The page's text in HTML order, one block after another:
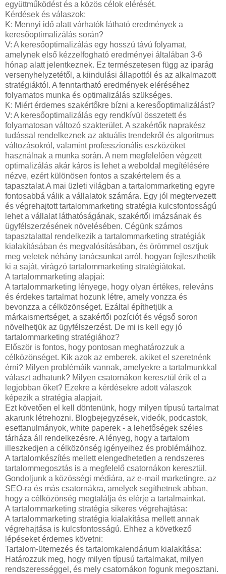
együttműködést és a közös célok elérését.
Kérdések és válaszok:
K: Mennyi idő alatt várhatók látható eredmények a
keresőoptimalizálás során?
V: A keresőoptimalizálás egy hosszú távú folyamat,
amelynek első kézzelfogható eredményei általában 3-6
hónap alatt jelentkeznek. Ez természetesen függ az iparág
versenyhelyzetétől, a kiindulási állapottól és az alkalmazott
stratégiáktól. A fenntartható eredmények eléréséhez
folyamatos munka és optimalizálás szükséges.
K: Miért érdemes szakértőkre bízni a keresőoptimalizálást?
V: A keresőoptimalizálás egy rendkívül összetett és
folyamatosan változó szakterület. A szakértők naprakész
tudással rendelkeznek az aktuális trendekről és algoritmus
változásokról, valamint professzionális eszközöket
használnak a munka során. A nem megfelelően végzett
optimalizálás akár káros is lehet a weboldal megítélésére
nézve, ezért különösen fontos a szakértelem és a
tapasztalat.A mai üzleti világban a tartalommarketing egyre
fontosabbá válik a vállalatok számára. Egy jól megtervezett
és végrehajtott tartalommarketing stratégia kulcsfontosságú
lehet a vállalat láthatóságának, szakértői imázsának és
ügyfélszerzésének növelésében. Cégünk számos
tapasztalattal rendelkezik a tartalommarketing stratégiák
kialakításában és megvalósításában, és örömmel osztjuk
meg veletek néhány tanácsunkat arról, hogyan fejleszthetik
ki a saját, virágzó tartalommarketing stratégiátokat.
A tartalommarketing alapjai:
A tartalommarketing lényege, hogy olyan értékes, releváns
és érdekes tartalmat hozunk létre, amely vonzza és
bevonzza a célközönséget. Ezáltal építhetjük a
márkaismertséget, a szakértői pozíciót és végső soron
növelhetjük az ügyfélszerzést. De mi is kell egy jó
tartalommarketing stratégiához?
Először is fontos, hogy pontosan meghatározzuk a
célközönséget. Kik azok az emberek, akiket el szeretnénk
érni? Milyen problémáik vannak, amelyekre a tartalmunkkal
választ adhatunk? Milyen csatornákon keresztül érik el a
legjobban őket? Ezekre a kérdésekre adott válaszok
képezik a stratégia alapjait.
Ezt követően el kell döntenünk, hogy milyen típusú tartalmat
akarunk létrehozni. Blogbejegyzések, videók, podcastok,
esettanulmányok, white paperek - a lehetőségek széles
tárháza áll rendelkezésre. A lényeg, hogy a tartalom
illeszkedjen a célközönség igényeihez és problémáihoz.
A tartalomkészítés mellett elengedhetetlen a rendszeres
tartalommegosztás is a megfelelő csatornákon keresztül.
Gondoljunk a közösségi médiára, az e-mail marketingre, az
SEO-ra és más csatornákra, amelyek segíthetnek abban,
hogy a célközönség megtalálja és elérje a tartalmainkat.
A tartalommarketing stratégia sikeres végrehajtása:
A tartalommarketing stratégia kialakítása mellett annak
végrehajtása is kulcsfontosságú. Ehhez a következő
lépéseket érdemes követni:
Tartalom-ütemezés és tartalomkalendárium kialakítása:
Határozzuk meg, hogy milyen típusú tartalmakat, milyen
rendszerességgel, és mely csatornákon fogunk megosztani.